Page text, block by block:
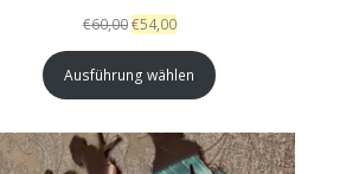
€60,00€54,00
Ausführung wählen